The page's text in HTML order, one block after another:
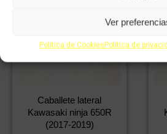
Ver
Política de CookiesPolítica de
Caballete lateral
Kawasaki ninja 650R
(2017-2019)